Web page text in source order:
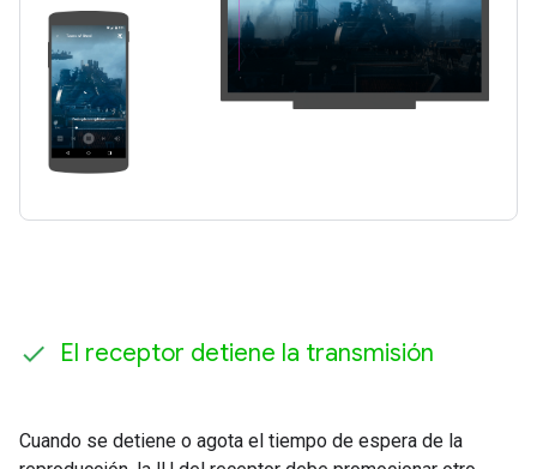
El receptor detiene la transmisión
Cuando se detiene o agota el tiempo de espera de la